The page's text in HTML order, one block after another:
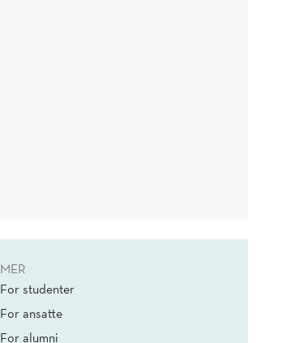
MER
For studenter
For ansatte
For alumni